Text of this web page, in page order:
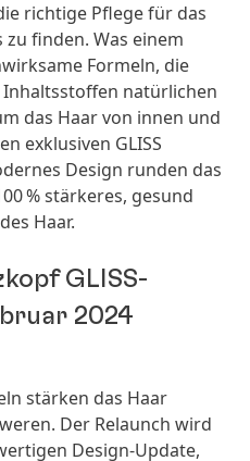
richtige Pflege für das
finden. Was einem
Formeln, die
natürlichen
das Haar von innen und
exklusiven GLISS
Design runden das
% stärkeres, gesund
Haar.
GLISS-
2024
stärken das Haar
Der Relaunch wird
Design-Update,